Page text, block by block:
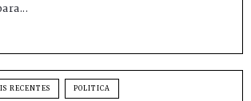
RECENTES POLITICA